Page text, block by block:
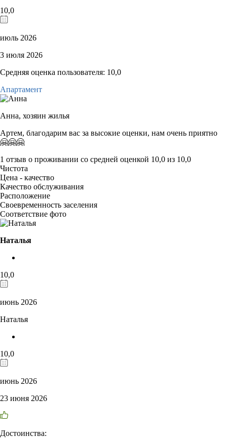
10,0
июль 2026
3 июля 2026
Средняя оценка пользователя: 10,0
Апартамент
Анна, хозяин жилья
Артем, благодарим вас за высокие оценки, нам очень приятно
🤗🤗🤗
1 отзыв о проживании со средней оценкой 10,0 из 10,0
Чистота
Цена - качество
Качество обслуживания
Расположение
Своевременность заселения
Соответствие фото
Наталья
10,0
июнь 2026
Наталья
10,0
июнь 2026
23 июня 2026
Достоинства: